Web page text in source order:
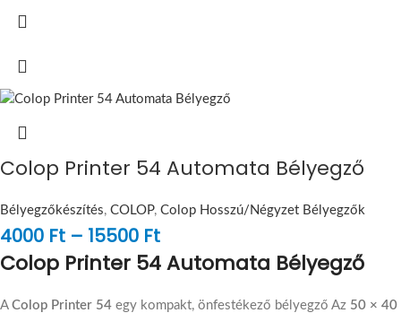
Colop Printer 54 Automata Bélyegző
Bélyegzőkészítés, COLOP, Colop Hosszú/Négyzet Bélyegzők
4000 Ft – 15500 Ft
Colop Printer 54 Automata Bélyegző
A Colop Printer 54 egy kompakt, önfestékező bélyegző Az 50 × 40